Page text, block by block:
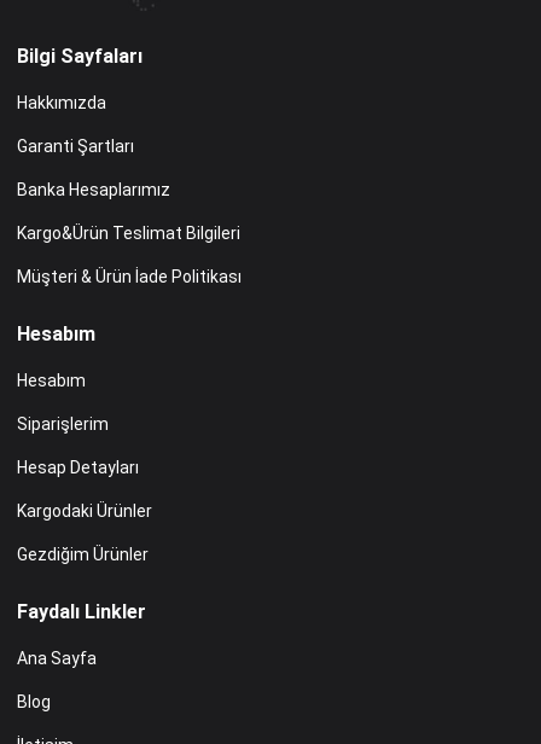
Bilgi Sayfaları
Hakkımızda
Garanti Şartları
Banka Hesaplarımız
Kargo&Ürün Teslimat Bilgileri
Müşteri & Ürün İade Politikası
Hesabım
Hesabım
Siparişlerim
Hesap Detayları
Kargodaki Ürünler
Gezdiğim Ürünler
Faydalı Linkler
Ana Sayfa
Blog